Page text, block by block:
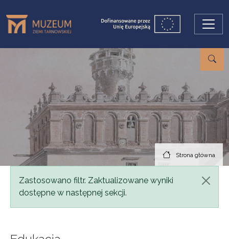
Strona główna
Komunikat
Zastosowano filtr. Zaktualizowane wyniki
dostępne w następnej sekcji.